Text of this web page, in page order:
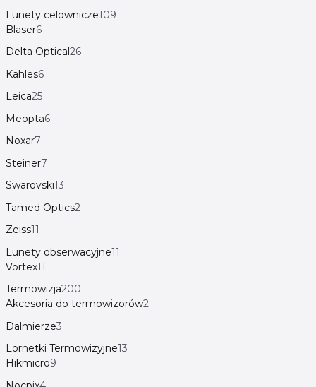
Lunety celownicze109
Blaser6
Delta Optical26
Kahles6
Leica25
Meopta6
Noxar7
Steiner7
Swarovski13
Tamed Optics2
Zeiss11
Lunety obserwacyjne11
Vortex11
Termowizja200
Akcesoria do termowizorów2
Dalmierze3
Lornetki Termowizyjne13
Hikmicro9